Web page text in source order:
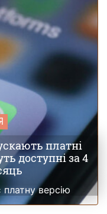
платні
доступні за 4
версію